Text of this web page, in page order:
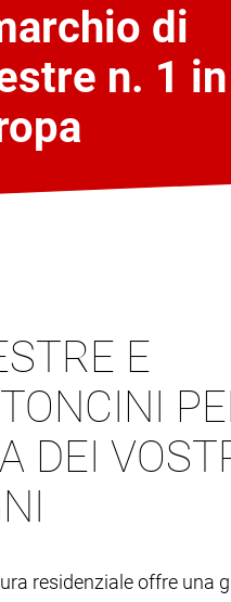
di
n. 1 in
E
DEI
residenziale offre una